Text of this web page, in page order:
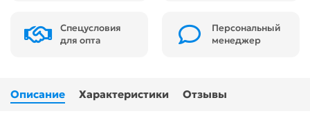
Спецусловия
для опта
Персональный
менеджер
Описание Характеристики Отзывы